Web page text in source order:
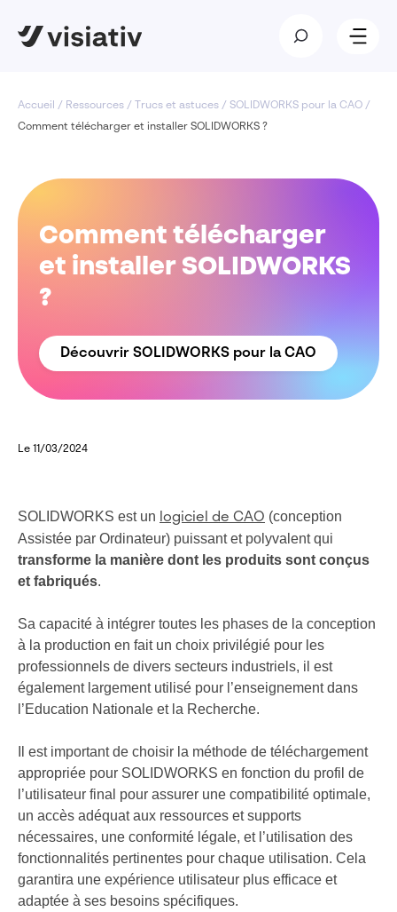
Accueil / Ressources / Trucs et astuces / SOLIDWORKS pour la CAO /
Comment télécharger et installer SOLIDWORKS ?
Comment télécharger
et installer SOLIDWORKS
?
Découvrir SOLIDWORKS pour la CAO
Le 11/03/2024
SOLIDWORKS est un logiciel de CAO (conception
Assistée par Ordinateur) puissant et polyvalent qui
transforme la manière dont les produits sont conçus
et fabriqués.
Sa capacité à intégrer toutes les phases de la conception
à la production en fait un choix privilégié pour les
professionnels de divers secteurs industriels, il est
également largement utilisé pour l’enseignement dans
l’Education Nationale et la Recherche.
Il est important de choisir la méthode de téléchargement
appropriée pour SOLIDWORKS en fonction du profil de
l’utilisateur final pour assurer une compatibilité optimale,
un accès adéquat aux ressources et supports
nécessaires, une conformité légale, et l’utilisation des
fonctionnalités pertinentes pour chaque utilisation. Cela
garantira une expérience utilisateur plus efficace et
adaptée à ses besoins spécifiques.